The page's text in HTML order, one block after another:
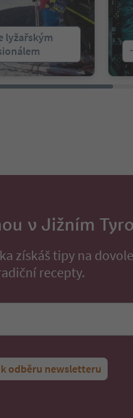
lyžařským
v Jižním
získáš tipy na
recepty.
k odběru newsletteru